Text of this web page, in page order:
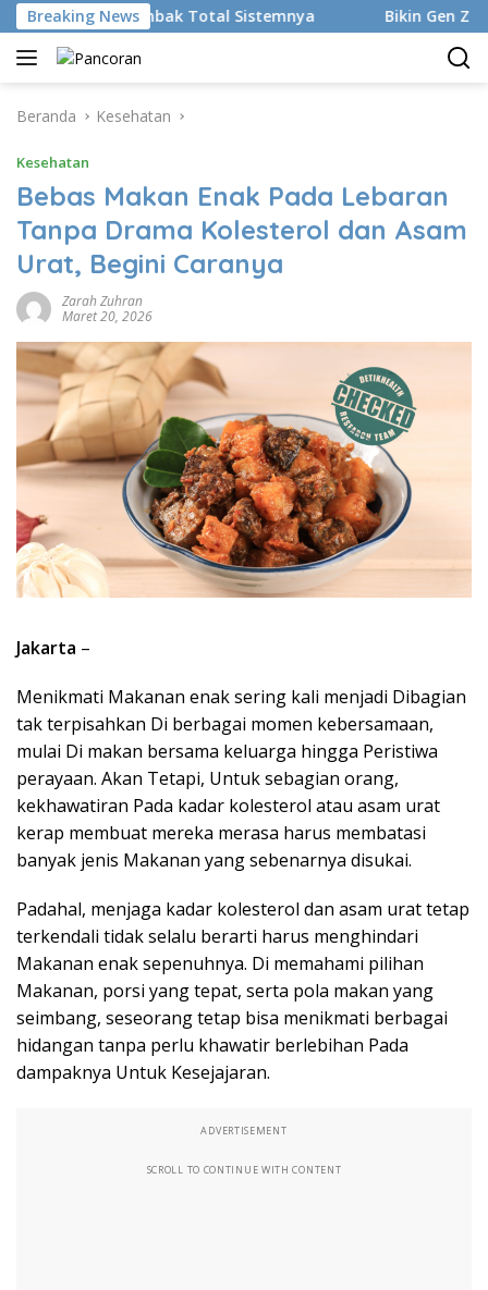
Langsung
ke
konten
Breaking News
Rombak Total Sistemnya Bikin Gen Z Minder,
Beranda Kesehatan
Kesehatan
Bebas Makan Enak Pada Lebaran
Tanpa Drama Kolesterol dan Asam
Urat, Begini Caranya
Zarah Zuhran
Maret 20, 2026
Jakarta –
Menikmati Makanan enak sering kali menjadi Dibagian
tak terpisahkan Di berbagai momen kebersamaan,
mulai Di makan bersama keluarga hingga Peristiwa
perayaan. Akan Tetapi, Untuk sebagian orang,
kekhawatiran Pada kadar kolesterol atau asam urat
kerap membuat mereka merasa harus membatasi
banyak jenis Makanan yang sebenarnya disukai.
Padahal, menjaga kadar kolesterol dan asam urat tetap
terkendali tidak selalu berarti harus menghindari
Makanan enak sepenuhnya. Di memahami pilihan
Makanan, porsi yang tepat, serta pola makan yang
seimbang, seseorang tetap bisa menikmati berbagai
hidangan tanpa perlu khawatir berlebihan Pada
dampaknya Untuk Kesejajaran.
ADVERTISEMENT
SCROLL TO CONTINUE WITH CONTENT